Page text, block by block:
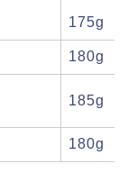
175g
180g
185g
180g